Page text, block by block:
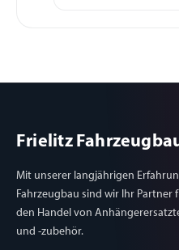
Frielitz
Mit unserer langjährigen
Fahrzeugbau sind wir Ihr Partner
den Handel von
und -zubehör.